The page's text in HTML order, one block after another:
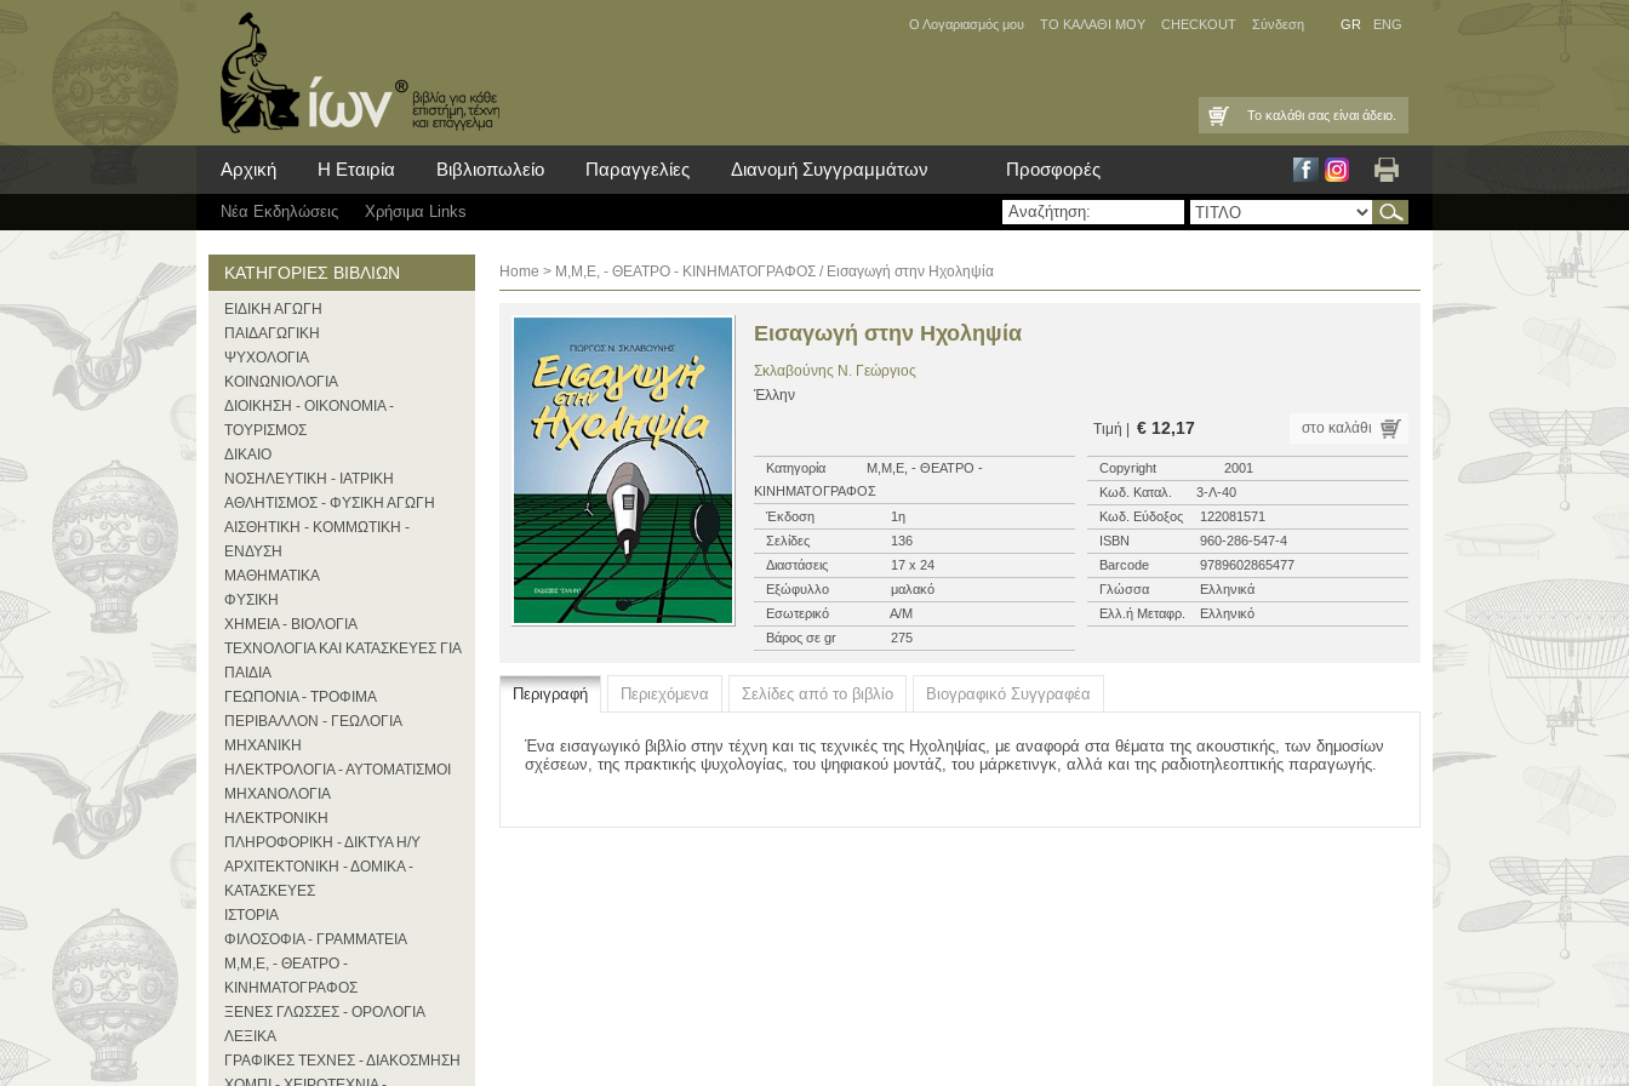
Ο Λογαριασμός μου ΤΟ ΚΑΛΑΘΙ ΜΟΥ CHECKOUT Σύνδεση GR ENG
Το καλάθι σας είναι άδειο.
Αρχική Η Εταιρία Βιβλιοπωλείο Παραγγελίες Διανομή Συγγραμμάτων Προσφορές
Νέα Eκδηλώσεις Χρήσιμα Links
ΚΑΤΗΓΟΡΙΕΣ ΒΙΒΛΙΩΝ
ΕΙΔΙΚΗ ΑΓΩΓΗ
ΠΑΙΔΑΓΩΓΙΚΗ
ΨΥΧΟΛΟΓΙΑ
ΚΟΙΝΩΝΙΟΛΟΓΙΑ
ΔΙΟΙΚΗΣΗ - ΟΙΚΟΝΟΜΙΑ -
ΤΟΥΡΙΣΜΟΣ
ΔΙΚΑΙΟ
ΝΟΣΗΛΕΥΤΙΚΗ - ΙΑΤΡΙΚΗ
ΑΘΛΗΤΙΣΜΟΣ - ΦΥΣΙΚΗ ΑΓΩΓΗ
ΑΙΣΘΗΤΙΚΗ - ΚΟΜΜΩΤΙΚΗ -
ΕΝΔΥΣΗ
ΜΑΘΗΜΑΤΙΚΑ
ΦΥΣΙΚΗ
ΧΗΜΕΙΑ - ΒΙΟΛΟΓΙΑ
ΤΕΧΝΟΛΟΓΙΑ ΚΑΙ ΚΑΤΑΣΚΕΥΕΣ ΓΙΑ
ΠΑΙΔΙΑ
ΓΕΩΠΟΝΙΑ - ΤΡΟΦΙΜΑ
ΠΕΡΙΒΑΛΛΟΝ - ΓΕΩΛΟΓΙΑ
ΜΗΧΑΝΙΚΗ
ΗΛΕΚΤΡΟΛΟΓΙΑ - ΑΥΤΟΜΑΤΙΣΜΟΙ
ΜΗΧΑΝΟΛΟΓΙΑ
ΗΛΕΚΤΡΟΝΙΚΗ
ΠΛΗΡΟΦΟΡΙΚΗ - ΔΙΚΤΥΑ Η/Υ
ΑΡΧΙΤΕΚΤΟΝΙΚΗ - ΔΟΜΙΚΑ -
ΚΑΤΑΣΚΕΥΕΣ
ΙΣΤΟΡΙΑ
ΦΙΛΟΣΟΦΙΑ - ΓΡΑΜΜΑΤΕΙΑ
Μ,Μ,Ε, - ΘΕΑΤΡΟ -
ΚΙΝΗΜΑΤΟΓΡΑΦΟΣ
ΞΕΝΕΣ ΓΛΩΣΣΕΣ - ΟΡΟΛΟΓΙΑ
ΛΕΞΙΚΑ
ΓΡΑΦΙΚΕΣ ΤΕΧΝΕΣ - ΔΙΑΚΟΣΜΗΣΗ
Home > Μ,Μ,Ε, - ΘΕΑΤΡΟ - ΚΙΝΗΜΑΤΟΓΡΑΦΟΣ / Εισαγωγή στην Ηχοληψία
Εισαγωγή στην Ηχοληψία
Σκλαβούνης N. Γεώργιος
Έλλην
Τιμή |
€ 12,17 στο καλάθι
Κατηγορία
Μ,Μ,Ε, - ΘΕΑΤΡΟ -
ΚΙΝΗΜΑΤΟΓΡΑΦΟΣ
Copyright
2001
Κωδ. Καταλ.
3-Λ-40
Έκδοση
1η Κωδ. Εύδοξος
122081571
Σελίδες
136 ISBN
960-286-547-4
Διαστάσεις
17 x 24 Barcode
9789602865477
Εξώφυλλο
μαλακό Γλώσσα
Ελληνικά
Εσωτερικό
Α/Μ Ελλ.ή Μεταφρ.
Ελληνικό
Βάρος σε gr
275
Περιγραφή Περιεχόμενα Σελίδες από το βιβλίο Βιογραφικό Συγγραφέα
Ένα εισαγωγικό βιβλίο στην τέχνη και τις τεχνικές της Ηχοληψίας, με αναφορά στα θέματα της ακουστικής, των δημοσίων
σχέσεων, της πρακτικής ψυχολογίας, του ψηφιακού μοντάζ, του μάρκετινγκ, αλλά και της ραδιοτηλεοπτικής παραγωγής.